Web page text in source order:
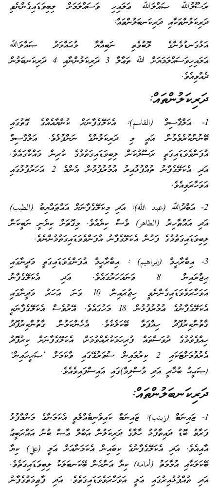
ރަސޫލުﷲ ޞައްލަﷲ ޢަލައިހި ވަސައްލަމަށް ލިބިވަޑައިގެންނެވި
ދަރިކަލުންތަކާއި ދަރިކަނބަލުންތައް:
އަޅުގަނޑުމެންގެ ލޮބުވެތި ނަބިއްޔާ މުޙައްމަދު ޞައްލަﷲ
ޢަލައިހިވަސައްލަމަޔަށް ﷲ ތަޢާލާ 3 ދަރިކަލުންނާއި 4 ދަރިކަނބަލުން
ދެއްވިއެވެ.
ދަރިކަލުންތައް:
1- އަލްޤާސިމް (القاسم): އެކަލޭގެފާނަށް ކުންޔާއެއްގެ ގޮތުގައި
ބޭނުންކުރެވެމުން އައީ މި ދަރިކަލުންގެ ނަންފުޅެވެ. އަލްޤާސިމް
އުފަންވެވަޑައިގަތީ ރަސޫލުކަން ލިބިވަޑައިގަތުމުގެ ކުރިން މައްކާގައެވެ.
އަދި އެކަލޭގެފާނު ތުއްޕުޅުއިރު އުމުރުފުޅުން އެންމެ 2 އަހަރުފުޅުގައި
އަވަހާރަވިއެވެ.
2- ޢަބްދުﷲ (عبد الله): އަދި މިކަލޭގެފާނަށް އައްޠައްޔިބު (الطيب)
އަދި އައްޠާހިރު (الطاهر) ވެސް ކިޔެއެވެ. މިގޮތަށް ކިޔެނީ ނަބީކަން
ލިބިވަޑައިގަތުމުގެ ފަހުން އެކަލޭގެފާނު އުފަންވެވަޑައިގަތުމުންނެވެ.
3- އިބްރާހީމް (إبراهيم) : އިބްރާހީމް އުފަންގެވަޑައިގަތީ މަދީނާގައި
ޙިޖްރައިން 8 ވަނައަހަރުގައެވެ. އަދި އެކަލޭގެފާނު
އަވަހާރަވެވަޑައިގެންނެވީ ހިޖުރައިން 10 ވަނަ އަހަރު މަދީނާގައި
އެކަލޭގެފާނުގެ ޢުމުރުފުޅުން 18 މަހުގައެވެ. އޭރުވެސް އެކަލޭގެފާނަކީ
ގާތުންކިރުފޮދު ހިއްޕަވާ ބޭކަލެކެވެ. އެހެންކަމުން ގާތުންކިރުފޮދު
ހިއްޕެވުމުގެ ދުވަސްތައް ފުރިހަމަކުރެއްވުމަށް، އެކަލޭގެފާނަށް ކިރުފޮދު
އެރުވުމަށްޓަކައި 2 ކިރުމައިން ސުވަރުގޭގައި ވާކަމަށް ‘ޞަޙީޙައިން’
(ޞަޙީޙު ބުޚާރީ އަދި މުސްލިމް)ގައި އައިސްފައިވެއެވެ.
ދަރިކަނބަލުންތައް:
1- ޒައިނަބް (زينب): ޒައިނަބް ކައިވެނިބެއްލެވީ އެކަމަނާގެ މަންމާފުޅު
ފަރާތު ބޮޑު ދައިތާފުޅު ހާލާގެ ދަރިކަލުން އަބުލް ޢާޞް ބުނު އައްރަބީޢު
އާއިއެވެ. އަދި އެކަލޭގެފާނުގެ ކިބައިން އެކަމަނާއަށް ޢަލީ (علي) ކިޔާ
ބޭކަލަކާއި އުމާމަތު (أمامة) ކިޔާ އަންހެން ބޭކަނބަލަކު ލިބިވަޑައިގަތެވެ.
އަދި ތުއްޕުޅުއިރުގައި ޢަލީ އަވަހާރަވެވަޑައިގަތެވެ. އަދި ފާޠިމަތުގެފާނު